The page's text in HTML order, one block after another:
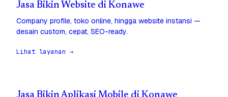
Jasa Bikin Website di Konawe
Company profile, toko online, hingga website instansi —
desain custom, cepat, SEO-ready.
Lihat layanan →